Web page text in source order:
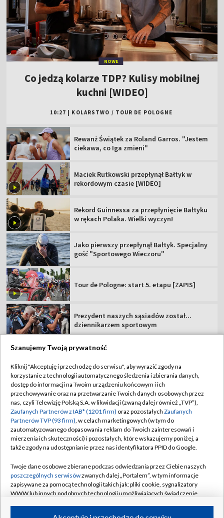
NOWE
Co jedzą kolarze TDP? Kulisy mobilnej
kuchni [WIDEO]
10:27 KOLARSTWO / TOUR DE POLOGNE
Rewanż Świątek za Roland Garros. "Jestem
ciekawa, co Iga zmieni"
Maciek Rutkowski przepłynął Bałtyk w
rekordowym czasie [WIDEO]
Rekord Guinnessa za przepłynięcie Bałtyku
w rękach Polaka. Wielki wyczyn!
Jako pierwszy przepłynął Bałtyk. Specjalny
gość "Sportowego Wieczoru"
Tour de Pologne: start 5. etapu [ZAPIS]
Prezydent naszych sąsiadów został...
dziennikarzem sportowym
TVP
Abonament TVP
Sklep TVP
Biuro Reklamy
Oferta Handlowa
Emisja w TVP
Rada Programowa
Ogłoszenia przetargowe
Regulamin TVP
Polityka prywatności
Moje zgody
Biuro reklamy
Kanały
©2026 Telewizja Polska Spółka Akcyjna w likwidacji
Szanujemy Twoją prywatność
Kliknij "Akceptuję i przechodzę do serwisu", aby wyrazić zgody na
korzystanie z technologii automatycznego śledzenia i zbierania danych,
dostęp do informacji na Twoim urządzeniu końcowym i ich
przechowywanie oraz na przetwarzanie Twoich danych osobowych przez
nas, czyli Telewizję Polską S.A. w likwidacji (zwaną dalej również „TVP”),
Zaufanych Partnerów z IAB* (1201 firm) oraz pozostałych Zaufanych
Partnerów TVP (93 firm), w celach marketingowych (w tym do
zautomatyzowanego dopasowania reklam do Twoich zainteresowań i
mierzenia ich skuteczności) i pozostałych, które wskazujemy poniżej, a
także zgody na udostępnianie przez nas identyfikatora PPID do Google.
Twoje dane osobowe zbierane podczas odwiedzania przez Ciebie naszych
poszczególnych serwisówzwanych dalej „Portalem”, w tym informacje
zapisywane za pomocą technologii takich jak: pliki cookie, sygnalizatory
WWW lub innych podobnych technologii umożliwiających świadczenie